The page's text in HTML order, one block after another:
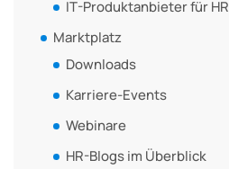
IT-Produktanbieter für HR
Marktplatz
Downloads
Karriere-Events
Webinare
HR-Blogs im Überblick